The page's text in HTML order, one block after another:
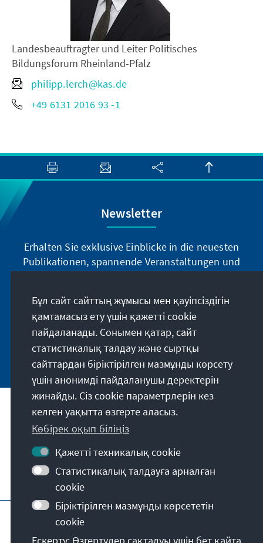
Landesbeauftragter und Leiter Politisches
Bildungsforum Rheinland-Pfalz
philipp.lerch@kas.de
+49 6131 2016 93 -1
Newsletter
Erhalten Sie exklusive Einblicke in die neuesten
Publikationen, spannende Veranstaltungen und
jetzt unseren Newsletter und bleiben Sie immer
auf dem Laufenden.
Jetzt abonnieren
Біздің миссиямыз
Байланыс ақпараты
Қордың қосымша ұсыныстары
Шығыс деректер
Деректерді қорғау
Бұл сайт сайттың жұмысы мен қауіпсіздігін
қамтамасыз ету үшін қажетті cookie
пайдаланады. Сонымен қатар, сайт
статистикалық талдау және сыртқы
сайттардан біріктірілген мазмұнды көрсету
үшін анонимді пайдаланушы деректерін
жинайды. Сіз cookie параметрлерін кез
келген уақытта өзгерте аласыз.
Көбірек оқып біліңіз
Қажетті техникалық cookie
Статистикалық талдауға арналған
cookie
Біріктірілген мазмұнды көрсететін
cookie